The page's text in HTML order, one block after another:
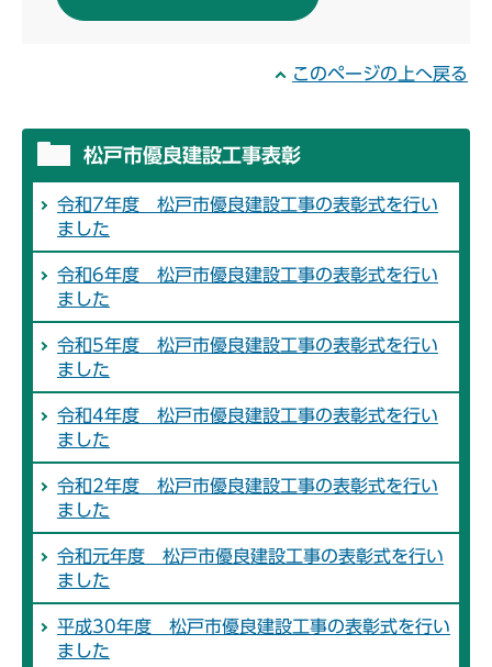
このページの上へ戻る
松戸市優良建設工事表彰
令和7年度 松戸市優良建設工事の表彰式を行い
ました
令和6年度 松戸市優良建設工事の表彰式を行い
ました
令和5年度 松戸市優良建設工事の表彰式を行い
ました
令和4年度 松戸市優良建設工事の表彰式を行い
ました
令和2年度 松戸市優良建設工事の表彰式を行い
ました
令和元年度 松戸市優良建設工事の表彰式を行い
ました
平成30年度 松戸市優良建設工事の表彰式を行い
ました